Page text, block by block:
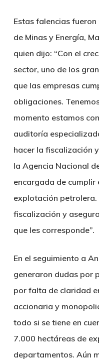
Estas falencias
de Minas y Energía,
quien dijo: “Con el
sector, uno de los
que las empresas
obligaciones.
momento estamos
auditoría
hacer la fiscalización
la Agencia Nacional
encargada de cumplir
explotación
fiscalización y
que les corresponde”.
En el seguimiento a
generaron dudas por
por falta de claridad
accionaria y
todo si se tiene en
7.000 hectáreas de
departamentos. Aún